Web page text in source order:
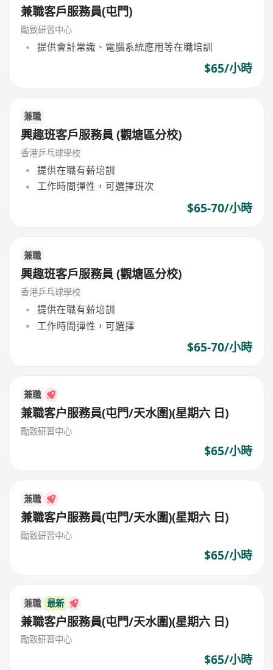
兼職客戶服務員(屯門)
勵致研習中心
提供會計常識、電腦系統應用等在職培訓
$65/小時
兼職
興趣班客戶服務員 (觀塘區分校)
香港乒乓球學校
提供在職有薪培訓
工作時間彈性，可選擇班次
$65-70/小時
兼職
興趣班客戶服務員 (觀塘區分校)
香港乒乓球學校
提供在職有薪培訓
工作時間彈性，可選擇
$65-70/小時
兼職
兼職客户服務員(屯門/天水圍)(星期六 日)
勵致研習中心
$65/小時
兼職
兼職客户服務員(屯門/天水圍)(星期六 日)
勵致研習中心
$65/小時
兼職 最新
兼職客户服務員(屯門/天水圍)(星期六 日)
勵致研習中心
$65/小時